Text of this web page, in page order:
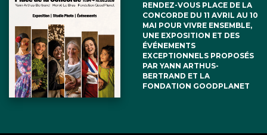
RENDEZ-VOUS PLACE DE LA
CONCORDE DU 11 AVRIL AU 10
MAI POUR VIVRE ENSEMBLE,
UNE EXPOSITION ET DES
ÉVÉNEMENTS
EXCEPTIONNELS PROPOSÉS
PAR YANN ARTHUS-
BERTRAND ET LA
FONDATION GOODPLANET